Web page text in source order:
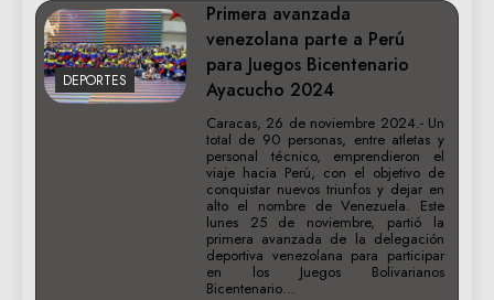
DEPORTES
Primera avanzada
venezolana parte a Perú
para Juegos Bicentenario
Ayacucho 2024
Caracas, 26 de noviembre 2024.- Un
total de 90 personas, entre atletas y
personal técnico, emprendieron el
viaje hacia Perú, con el objetivo de
conquistar nuevos triunfos y dejar en
alto el nombre de Venezuela. Este
lunes 25 de noviembre, partió la
primera avanzada de la delegación
deportiva venezolana para participar
en los Juegos Bolivarianos
Bicentenario…